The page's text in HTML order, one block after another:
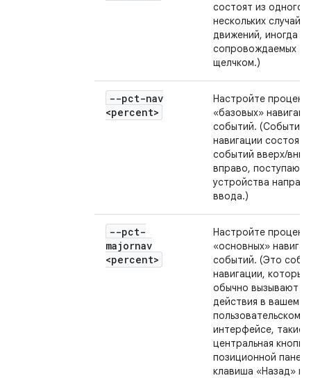
состоят из одного
нескольких
движений, иногда
сопровождаемых
щелчком.)
--pct-nav
<percent>
Настройте процент
«базовых»
событий. (События
навигации состоят
событий вверх/
вправо,
устройства
ввода.)
--pct-
majornav
<percent>
Настройте процент
«основных»
событий. (Это
навигации, которые
обычно вызывают
действия в вашем
пользовательском
интерфейсе, такие
центральная
позиционной
клавиша «Назад»